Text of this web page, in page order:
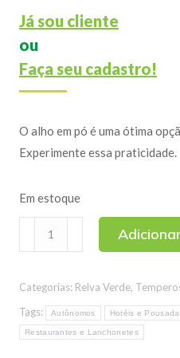
Já sou cliente
ou
Faça seu cadastro!
O alho em pó é uma ótima
Experimente essa praticidade.
Em estoque
500g
quantidade
Categorias: Relva Verde,
Tags:
Autônomos Hotéis e
Restaurantes e Lanchonetes